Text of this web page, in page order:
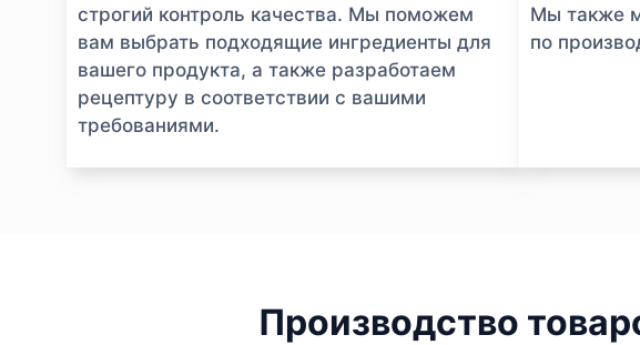
строгий контроль качества. Мы поможем
вам выбрать подходящие ингредиенты для
вашего продукта, а также разработаем
рецептуру в соответствии с вашими
требованиями.
Мы также
по
Производство